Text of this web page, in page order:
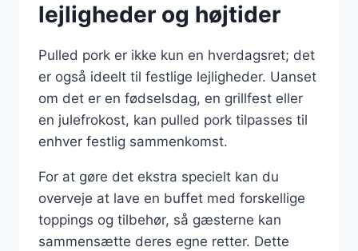
lejligheder og højtider
Pulled pork er ikke kun en hverdagsret; det
er også ideelt til festlige lejligheder. Uanset
om det er en fødselsdag, en grillfest eller
en julefrokost, kan pulled pork tilpasses til
enhver festlig sammenkomst.
For at gøre det ekstra specielt kan du
overveje at lave en buffet med forskellige
toppings og tilbehør, så gæsterne kan
sammensætte deres egne retter. Dette